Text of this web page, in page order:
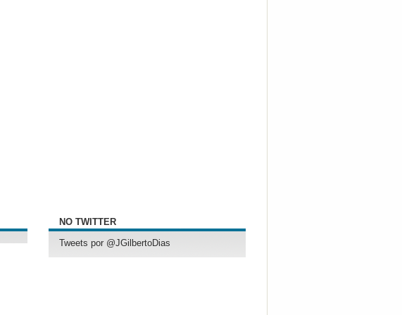
NO TWITTER
Tweets por @JGilbertoDias